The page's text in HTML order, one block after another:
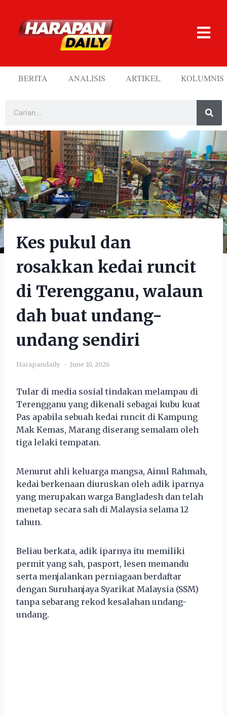
BERITA ANALISIS ARTIKEL KOLUMNIS
Kes pukul dan
rosakkan kedai runcit
di Terengganu, walaun
dah buat undang-
undang sendiri
Harapandaily June 10, 2026
Tular di media sosial tindakan melampau di
Terengganu yang dikenali sebagai kubu kuat
Pas apabila sebuah kedai runcit di Kampung
Mak Kemas, Marang diserang semalam oleh
tiga lelaki tempatan.
Menurut ahli keluarga mangsa, Ainul Rahmah,
kedai berkenaan diuruskan oleh adik iparnya
yang merupakan warga Bangladesh dan telah
menetap secara sah di Malaysia selama 12
tahun.
Beliau berkata, adik iparnya itu memiliki
permit yang sah, pasport, lesen memandu
serta menjalankan perniagaan berdaftar
dengan Suruhanjaya Syarikat Malaysia (SSM)
tanpa sebarang rekod kesalahan undang-
undang.